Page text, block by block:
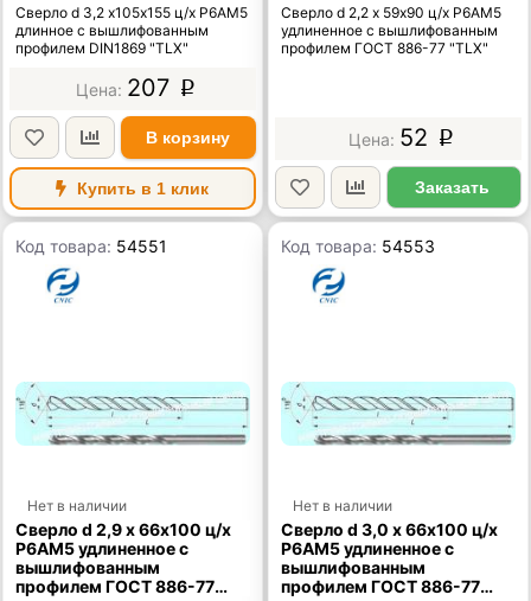
Сверло d 3,2 х105х155 ц/х Р6АМ5
длинное с вышлифованным
профилем DIN1869 "TLX"
207 p
В корзину
Купить в 1 клик
Сверло d 2,2 х 59х90 ц/х Р6АМ5
удлиненное с вышлифованным
профилем ГОСТ 886-77 "TLX"
52 p
Заказать
Код товара: 54551
Нет в наличии
Сверло d 2,9 х 66х100 ц/х
Р6АМ5 удлиненное с
вышлифованным
профилем ГОСТ 886-77
Код товара: 54553
Нет в наличии
Сверло d 3,0 х 66х100 ц/х
Р6АМ5 удлиненное с
вышлифованным
профилем ГОСТ 886-77